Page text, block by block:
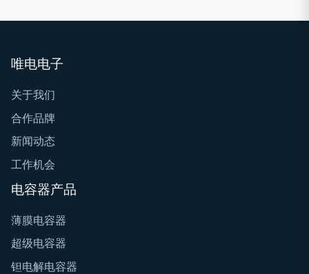
唯电电子
关于我们
合作品牌
新闻动态
工作机会
电容器产品
薄膜电容器
超级电容器
钽电解电容器